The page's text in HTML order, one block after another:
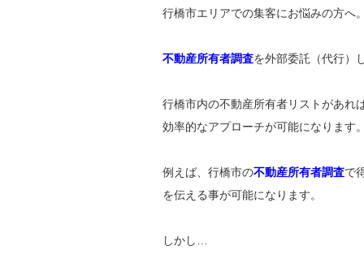
行橋市エリアでの集客にお悩みの方へ
不動産所有者調査を外部委託（代行）
行橋市内の不動産所有者リストがあれ
効率的なアプローチが可能になります
例えば、行橋市の不動産所有者調査で
を伝える事が可能になります。
しかし…